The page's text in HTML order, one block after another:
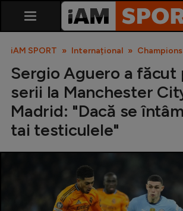
SuperLiga
Liga 2
Cupa României
iAM SPORT Internațional
Sergio Aguero a făcut
serii la Manchester
Madrid: "Dacă se
tai testiculele"